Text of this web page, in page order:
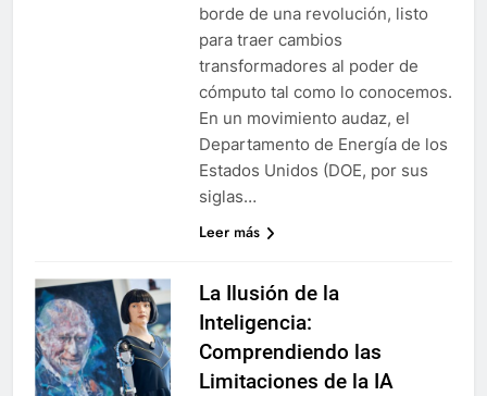
borde de una revolución, listo
para traer cambios
transformadores al poder de
cómputo tal como lo conocemos.
En un movimiento audaz, el
Departamento de Energía de los
Estados Unidos (DOE, por sus
siglas…
Leer más
La Ilusión de la
Inteligencia:
Comprendiendo las
Limitaciones de la IA